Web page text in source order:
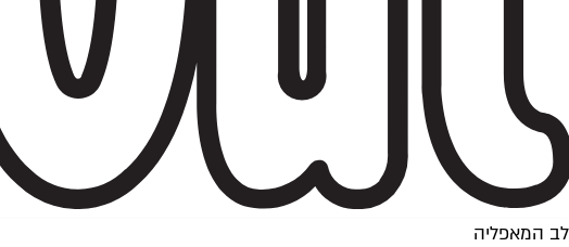
לב המאפליה